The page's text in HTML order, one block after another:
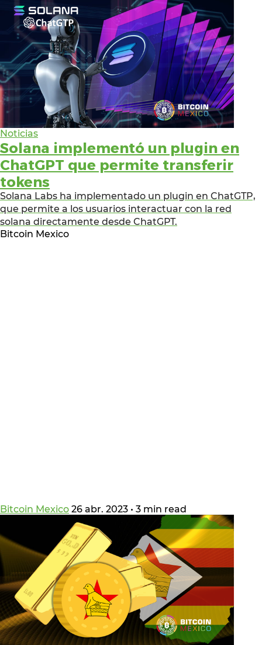
Noticias
Solana implementó un plugin en
ChatGPT que permite transferir
tokens
Solana Labs ha implementado un plugin en ChatGTP,
que permite a los usuarios interactuar con la red
solana directamente desde ChatGPT.
Bitcoin Mexico
Bitcoin Mexico 26 abr. 2023 • 3 min read